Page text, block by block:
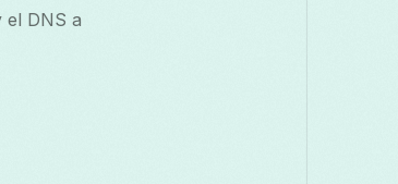
el DNS a